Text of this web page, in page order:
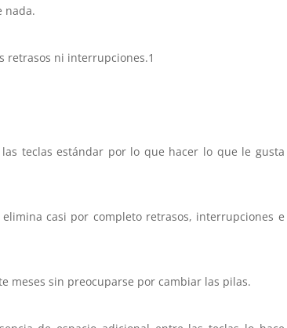
nada.
retrasos ni interrupciones.1
teclas estándar por lo que hacer lo que le gusta
casi por completo retrasos, interrupciones e
meses sin preocuparse por cambiar las pilas.